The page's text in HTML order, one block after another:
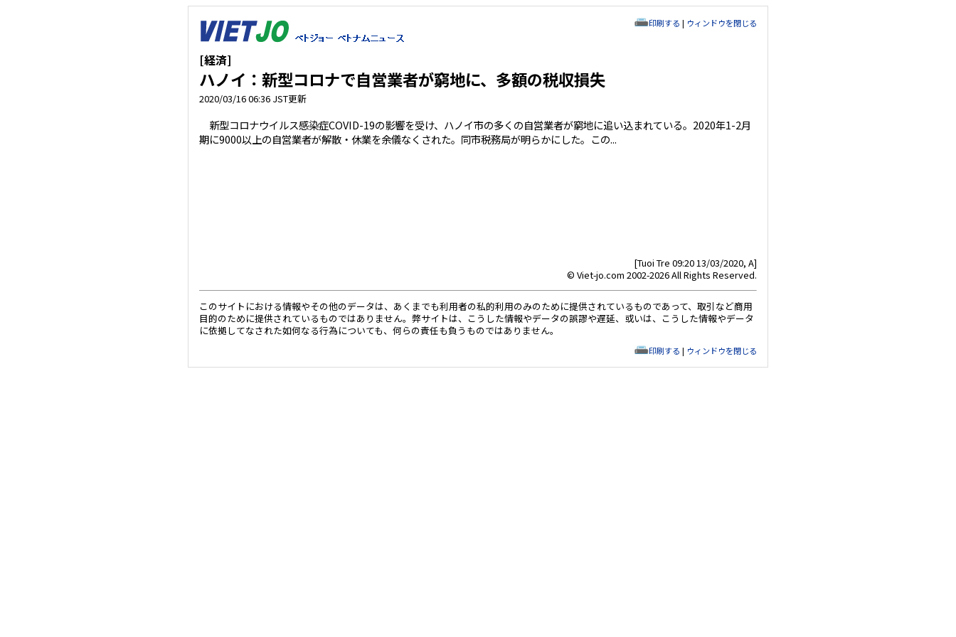
印刷する | ウィンドウを閉じる
[経済]
ハノイ：新型コロナで自営業者が窮地に、多額の税収損失
2020/03/16 06:36 JST更新
新型コロナウイルス感染症COVID-19の影響を受け、ハノイ市の多くの自営業者が窮地に追い込まれている。2020年1-2月
期に9000以上の自営業者が解散・休業を余儀なくされた。同市税務局が明らかにした。この...
[Tuoi Tre 09:20 13/03/2020, A]
© Viet-jo.com 2002-2026 All Rights Reserved.
このサイトにおける情報やその他のデータは、あくまでも利用者の私的利用のみのために提供されているものであって、取引など商用
目的のために提供されているものではありません。弊サイトは、こうした情報やデータの誤謬や遅延、或いは、こうした情報やデータ
に依拠してなされた如何なる行為についても、何らの責任も負うものではありません。
印刷する | ウィンドウを閉じる